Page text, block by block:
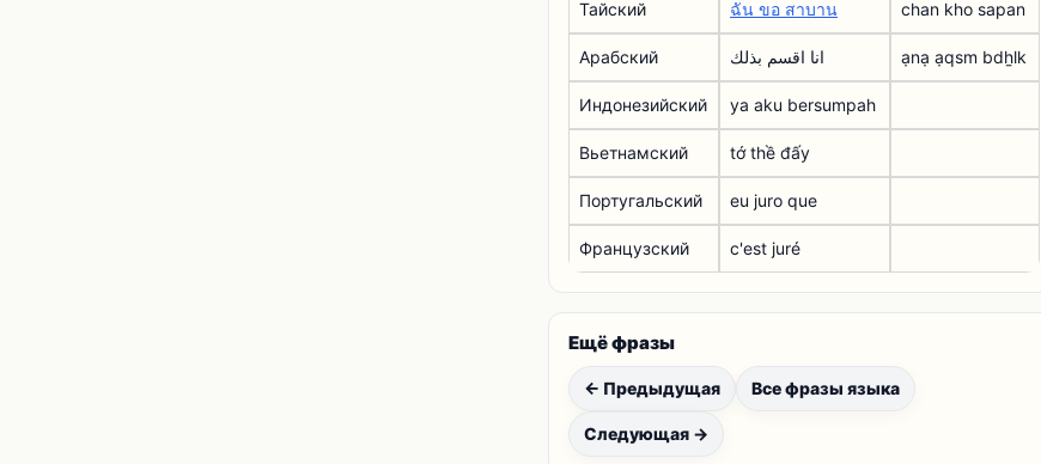
Тайский ฉัน ขอ สาบาน chan kho sapan
Арабский انا اقسم بذلك ạnạ ạqsm bdẖlk
Индонезийский ya aku bersumpah
Вьетнамский tớ thề đấy
Португальский eu juro que
Французский c'est juré
Ещё фразы
← Предыдущая Все фразы языка
Следующая →